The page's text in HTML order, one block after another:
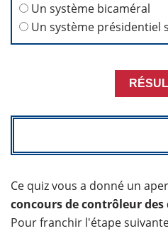
Un système bicaméral
Un système présidentiel
Ce quiz vous a donné un
concours de contrôleur des
Pour franchir l'étape